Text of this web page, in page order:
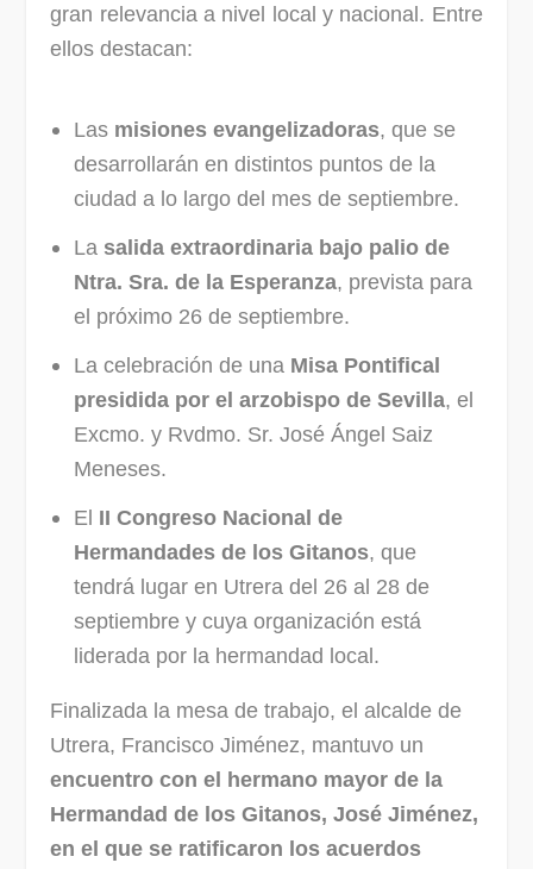
gran relevancia a nivel local y nacional. Entre
ellos destacan:
Lasmisiones evangelizadoras, que se
desarrollarán en distintos puntos de la
ciudad a lo largo del mes de septiembre.
La salida extraordinaria bajo palio de
Ntra. Sra. de la Esperanza, prevista para
el próximo 26 de septiembre.
La celebración de una Misa Pontifical
presidida por el arzobispo de Sevilla, el
Excmo. y Rvdmo. Sr. José Ángel Saiz
Meneses.
El II Congreso Nacional de
Hermandades de los Gitanos, que
tendrá lugar en Utrera del 26 al 28 de
septiembre y cuya organización está
liderada por la hermandad local.
Finalizada la mesa de trabajo, el alcalde de
Utrera, Francisco Jiménez, mantuvo un
encuentro con el hermano mayor de la
Hermandad de los Gitanos, José Jiménez,
en el que se ratificaron los acuerdos